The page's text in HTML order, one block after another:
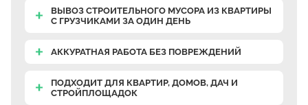
Зелёная Слобода
Ильинское
ВЫВОЗ СТРОИТЕЛЬНОГО МУСОРА ИЗ КВАРТИРЫ
С ГРУЗЧИКАМИ ЗА ОДИН ДЕНЬ
АККУРАТНАЯ РАБОТА БЕЗ ПОВРЕЖДЕНИЙ
ПОДХОДИТ ДЛЯ КВАРТИР, ДОМОВ, ДАЧ И
СТРОЙПЛОЩАДОК